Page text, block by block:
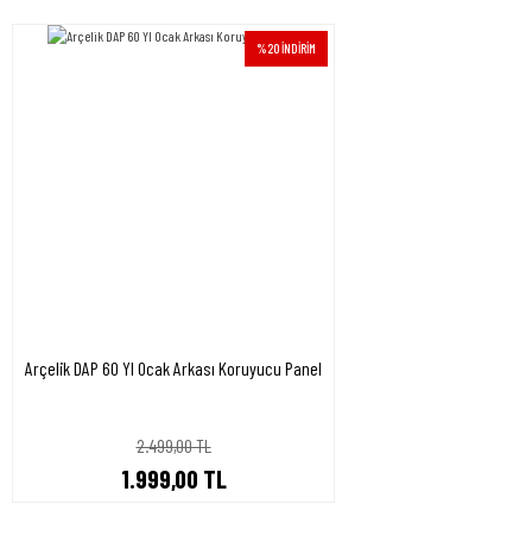
%20 İNDİRİM
Arçelik DAP 60 YI Ocak Arkası Koruyucu Panel
2.499,00 TL
1.999,00 TL